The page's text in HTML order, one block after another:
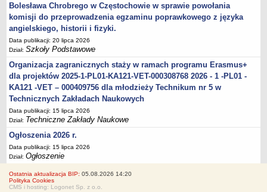
Bolesława Chrobrego w Częstochowie w sprawie powołania
komisji do przeprowadzenia egzaminu poprawkowego z języka
angielskiego, historii i fizyki.
Data publikacji: 20 lipca 2026
Dział:Szkoły Podstawowe
Organizacja zagranicznych staży w ramach programu Erasmus+
dla projektów 2025-1-PL01-KA121-VET-000308768 2026 - 1 -PL01 -
KA121 -VET – 000409756 dla młodzieży Technikum nr 5 w
Technicznych Zakładach Naukowych
Data publikacji: 15 lipca 2026
Dział: Techniczne Zakłady Naukowe
Ogłoszenia 2026 r.
Data publikacji: 15 lipca 2026
Dział:Ogłoszenie
Ostatnia aktualizacja BIP: 05.08.2026 14:20
Polityka Cookies
CMS i hosting: Logonet Sp. z o.o.